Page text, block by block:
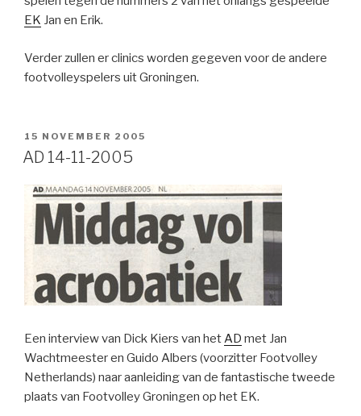
EK Jan en Erik.
Verder zullen er clinics worden gegeven voor de andere
footvolleyspelers uit Groningen.
GEPLAATST
OP
15 NOVEMBER 2005
AD 14-11-2005
Een interview van Dick Kiers van hetAD met Jan
Wachtmeester en Guido Albers (voorzitter Footvolley
Netherlands) naar aanleiding van de fantastische tweede
plaats van Footvolley Groningen op het EK.